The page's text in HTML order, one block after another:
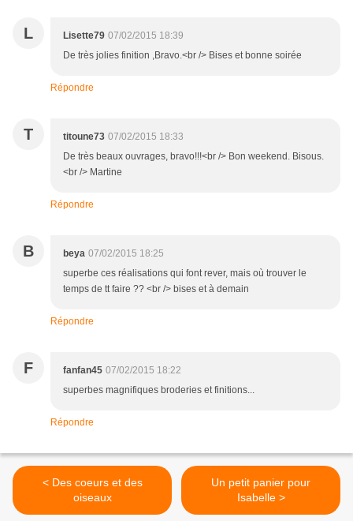
L Lisette79 07/02/2015 18:39
De très jolies finition ,Bravo.<br /> Bises et bonne soirée
Répondre
T titoune73 07/02/2015 18:33
De très beaux ouvrages, bravo!!!<br /> Bon weekend. Bisous.
<br /> Martine
Répondre
B beya 07/02/2015 18:25
superbe ces réalisations qui font rever, mais où trouver le
temps de tt faire ?? <br /> bises et à demain
Répondre
F fanfan45 07/02/2015 18:22
superbes magnifiques broderies et finitions...
Répondre
< Des coeurs et des
oiseaux
Un petit panier pour
Isabelle >